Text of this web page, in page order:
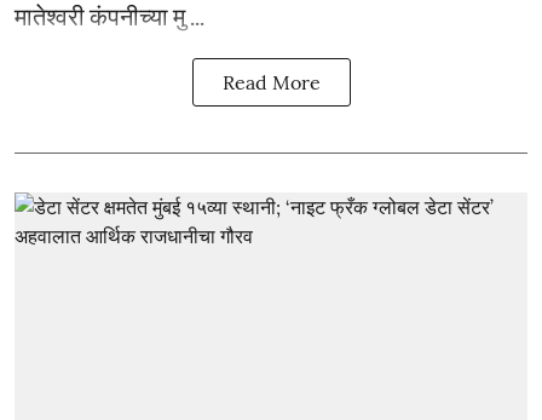
मातेश्वरी कंपनीच्या मु ...
Read More